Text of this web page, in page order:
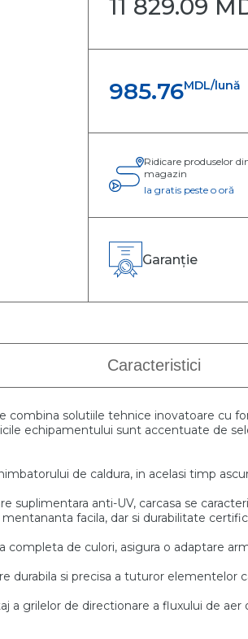
11 829.09
985.76MDL/lună
Ridicare produselor
magazin
Ia gratis peste o oră
Garanție
Caracteristici
combina solutiile tehnice inovatoare cu
echipamentului sunt accentuate de
de caldura, in acelasi timp
suplimentara anti-UV, carcasa se
mentananta facila, dar si durabilitate
completa de culori, asigura o adaptare
durabila si precisa a tuturor elementelor
a grilelor de directionare a fluxului de aer